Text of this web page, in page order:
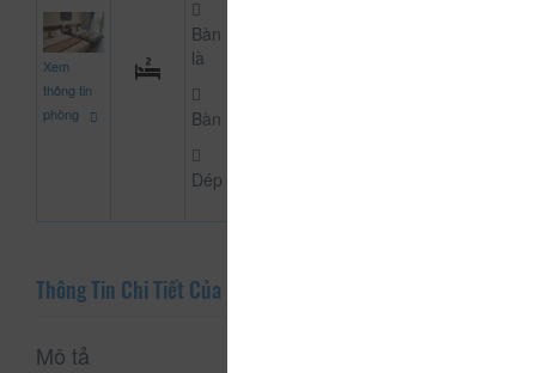
Xem
thông tin
phòng
Bàn
là
Bàn
Dép
Thông Tin Chi Tiết Của Diệu Thông Hotel
Mô tả